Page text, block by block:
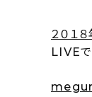
２０１
LIVEで